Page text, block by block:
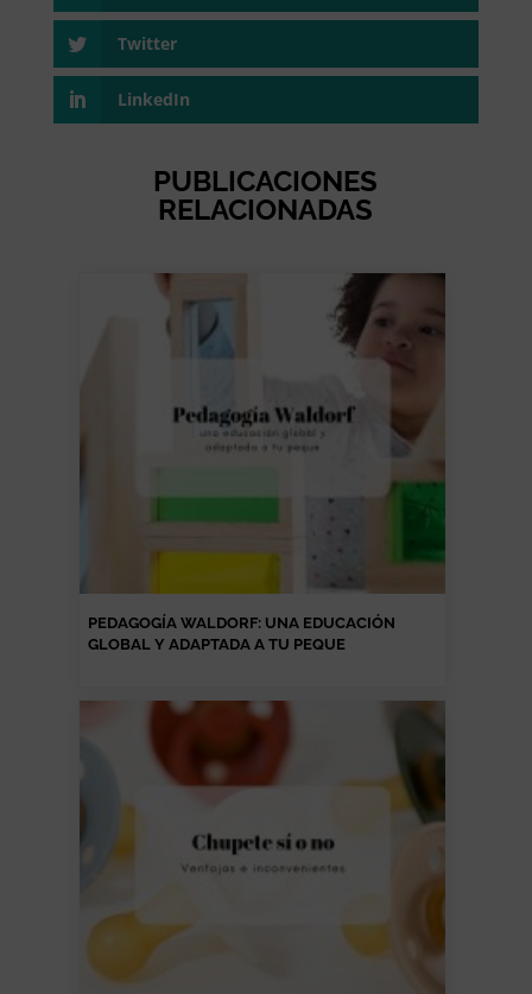
Twitter
LinkedIn
PUBLICACIONES
RELACIONADAS
PEDAGOGÍA WALDORF: UNA EDUCACIÓN
GLOBAL Y ADAPTADA A TU PEQUE